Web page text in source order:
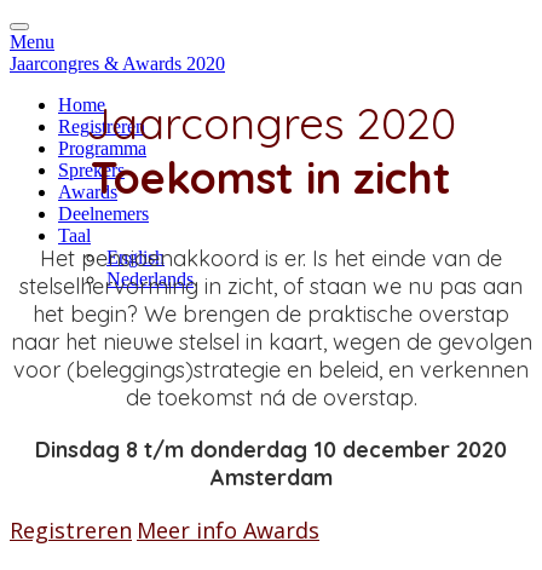
Menu
Jaarcongres & Awards 2020
Home
Registreren
Programma
Sprekers
Awards
Deelnemers
Taal
English
Nederlands
Jaarcongres 2020
Toekomst in zicht
Het pensioenakkoord is er. Is het einde van de
stelselhervorming in zicht, of staan we nu pas aan
het begin? We brengen de praktische overstap
naar het nieuwe stelsel in kaart, wegen de gevolgen
voor (beleggings)strategie en beleid, en verkennen
de toekomst ná de overstap.
Dinsdag 8 t/m donderdag 10 december 2020
Amsterdam
Registreren Meer info Awards